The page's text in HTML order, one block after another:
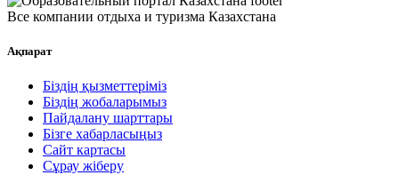
Все компании отдыха и туризма Казахстана
Ақпарат
Біздің қызметтеріміз
Біздің жобаларымыз
Пайдалану шарттары
Бізге хабарласыңыз
Сайт картасы
Сұрау жіберу